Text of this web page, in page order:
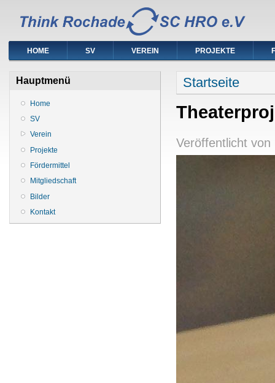
HOME SV VEREIN PROJEKTE
Hauptmenü
Home
SV
Verein
Projekte
Fördermittel
Mitgliedschaft
Bilder
Kontakt
Sie sind hier
Startseite
Veröffentlicht von